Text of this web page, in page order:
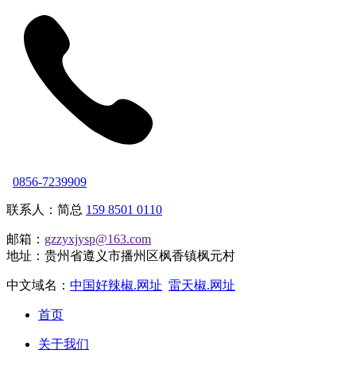
0856-7239909
联系人：简总 159 8501 0110
邮箱： gzzyxjysp@163.com
地址：贵州省遵义市播州区枫香镇枫元村
中文域名： 中国好辣椒.网址 雷天椒.网址
首页
关于我们